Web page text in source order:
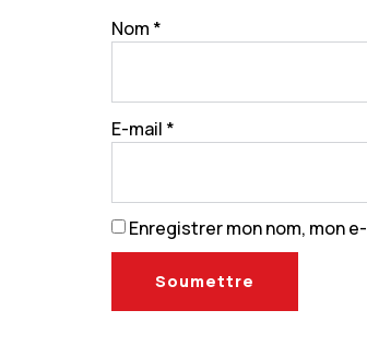
Nom *
E-mail *
Enregistrer mon nom, mon